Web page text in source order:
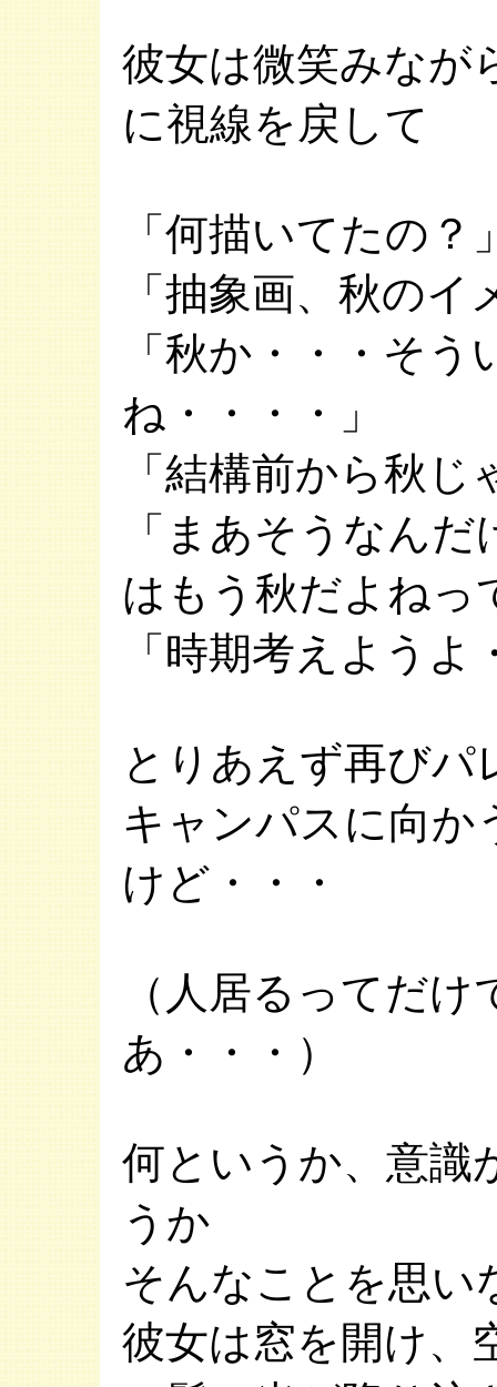
彼女は微笑みなが
に視線を戻して
「何描いてたの？
「抽象画、秋のイ
「秋か・・・そ
ね・・・・」
「結構前から秋
「まあそうなん
はもう秋だよねっ
「時期考えようよ
とりあえず再びパ
キャンパスに向か
けど・・・
（人居るってだ
あ・・・）
何というか、意識
うか
そんなことを思い
彼女は窓を開け、